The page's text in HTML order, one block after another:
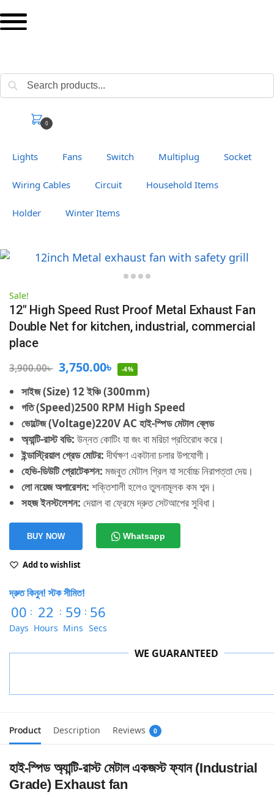
0
Lights Fans Switch Multiplug Socket
Wiring Cables Circuit Household Items
Holder Winter Items
Sale!
12″ High Speed Rust Proof Metal Exhaust Fan
Double Net for kitchen, industrial, commercial
place
3,900.00৳ 3,750.00৳ -4%
সাইজ (Size) 12ইঞ্চি (300mm)
গতি (Speed)2500 RPM High Speed
ভোল্টেজ (Voltage)220V AC হাই-স্পিড মেটাল ব্লেড
অ্যান্টি-রাস্ট বডি: উন্নত কোটিং যা জং বা মরিচা প্রতিরোধ করে।
ইন্ডাস্ট্রিয়াল গ্রেড মোটর:দীর্ঘক্ষণ একটানা চলার উপযোগী।
হেভি-ডিউটি প্রোটেকশন: মজবুত মেটাল গ্রিল যা সর্বোচ্চ নিরাপত্তা দেয়।
লো নয়েজ অপারেশন: শক্তিশালী হলেও তুলনামূলক কম শব্দ।
সহজ ইনস্টলেশন: দেয়াল বা ফ্রেমে দ্রুত সেটআপের সুবিধা।
BUY NOW Whatsapp
Add to wishlist
দ্রুত কিনুন! স্টক সীমিত!
00
Days
: 22
Hours
: 59
Mins
: 55
Secs
WE GUARANTEED
Product Description Reviews 0
হাই-স্পিড অ্যান্টি-রাস্ট মেটাল একজস্ট ফ্যান (Industrial
Grade) Exhaust fan